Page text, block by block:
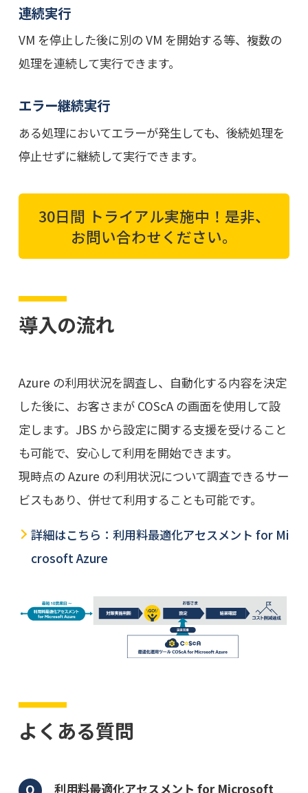
連続実行
VM を停止した後に別の VM を開始する等、複数の
処理を連続して実行できます。
エラー継続実行
ある処理においてエラーが発生しても、後続処理を
停止せずに継続して実行できます。
30日間 トライアル実施中！是非、
お問い合わせください。
導入の流れ
Azure の利用状況を調査し、自動化する内容を決定
した後に、お客さまが COScA の画面を使用して設
定します。JBS から設定に関する支援を受けること
も可能で、安心して利用を開始できます。
現時点の Azure の利用状況について調査できるサー
ビスもあり、併せて利用することも可能です。
詳細はこちら：利用料最適化アセスメント for Mi
crosoft Azure
よくある質問
利用料最適化アセスメント for Microsoft